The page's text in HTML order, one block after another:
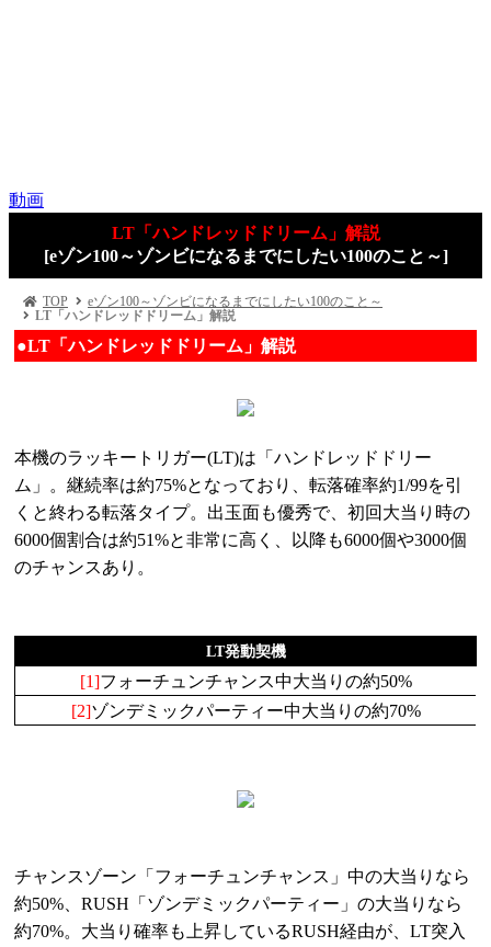
動画
LT「ハンドレッドドリーム」解説
[eゾン100～ゾンビになるまでにしたい100のこと～]
TOP
eゾン100～ゾンビになるまでにしたい100のこと～
LT「ハンドレッドドリーム」解説
●LT「ハンドレッドドリーム」解説
本機のラッキートリガー(LT)は「ハンドレッドドリー
ム」。継続率は約75%となっており、転落確率約1/99を引
くと終わる転落タイプ。出玉面も優秀で、初回大当り時の
6000個割合は約51%と非常に高く、以降も6000個や3000個
のチャンスあり。
LT発動契機
[1]フォーチュンチャンス中大当りの約50%
[2]ゾンデミックパーティー中大当りの約70%
チャンスゾーン「フォーチュンチャンス」中の大当りなら
約50%、RUSH「ゾンデミックパーティー」の大当りなら
約70%。大当り確率も上昇しているRUSH経由が、LT突入